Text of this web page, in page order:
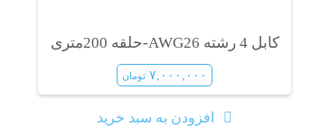
کابل 4 رشته AWG26-حلقه 200متری
۷,۰۰۰,۰۰۰ تومان
افزودن به سبد خرید